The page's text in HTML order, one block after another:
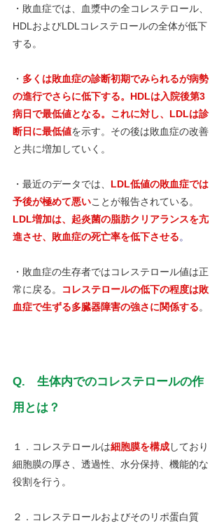
・敗血症では、血漿中の全コレステロール、
HDLおよびLDLコレステロールの全体が低下
する。
・ 多くは敗血症の診断初期でみられるが病勢
の進行でさらに低下する。HDLは入院後第3
病日で最低値となる。これに対し、LDLは診
断日に最低値を示す。その後は敗血症の改善
と共に増加していく。
・最近のデータでは、 LDL低値の敗血症では
予後が極めて悪いことが報告されている。
LDL増加は、起炎菌の脂肪クリアランスを亢
進させ、敗血症の死亡率を低下させる。
・敗血症の生存者ではコレステロール値は正
常に戻る。
コレステロールの低下の程度は敗
血症で生ずる多臓器障害の強さに関係する。
Q.　生体内でのコレステロールの作
用とは？
１．コレステロールは細胞膜を構成しており
細胞膜の厚さ、透過性、水分保持、機能的な
役割を行う。
２．コレステロールおよびそのリポ蛋白質